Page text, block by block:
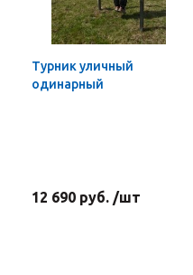
Турник уличный
одинарный
12 690 руб. /шт